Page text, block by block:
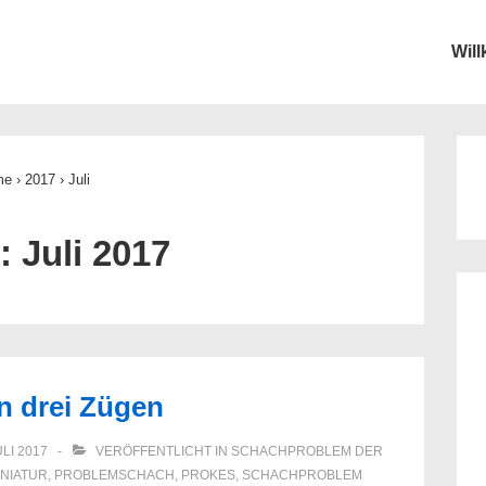
› 2017 › Juli
Juli 2017
drei Zügen
2017 VERÖFFENTLICHT IN SCHACHPROBLEM DER
, PROBLEMSCHACH , PROKES, SCHACHPROBLEM